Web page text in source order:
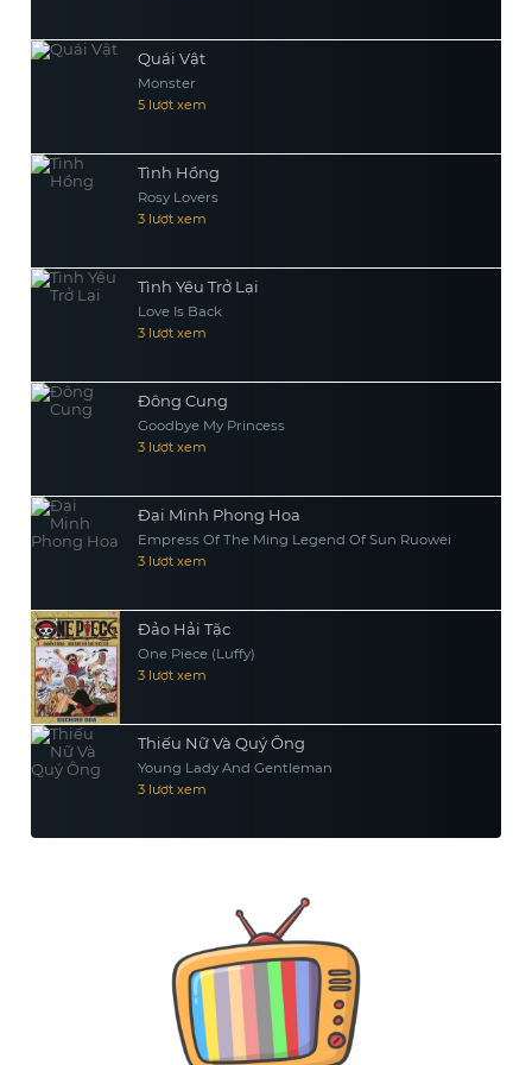
Quái Vật
Monster
5 lượt xem
Tình Hồng
Rosy Lovers
3 lượt xem
Tình Yêu Trở Lại
Love Is Back
3 lượt xem
Đông Cung
Goodbye My Princess
3 lượt xem
Đại Minh Phong Hoa
Empress Of The Ming Legend Of Sun Ruowei
3 lượt xem
Đảo Hải Tặc
One Piece (Luffy)
3 lượt xem
Thiếu Nữ Và Quý Ông
Young Lady And Gentleman
3 lượt xem